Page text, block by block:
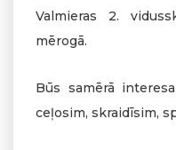
Valmieras 2.
mērogā.
Būs samērā
ceļosim, skraidīsim,